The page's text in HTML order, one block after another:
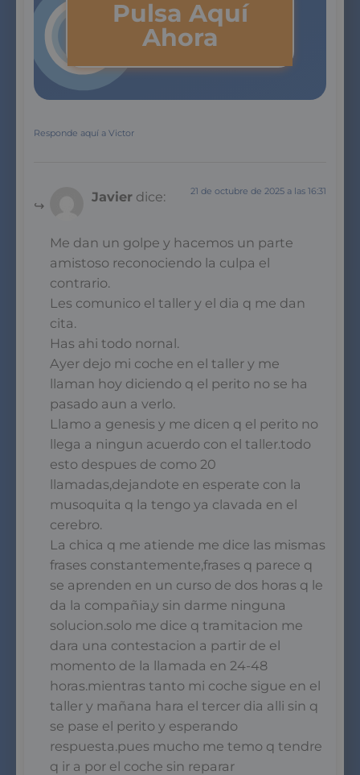
Pulsa Aquí
Ahora
Responde aquí a Victor
Javier dice: 21 de octubre de 2025 a las 16:31
Me dan un golpe y hacemos un parte
amistoso reconociendo la culpa el
contrario.
Les comunico el taller y el dia q me dan
cita.
Has ahi todo nornal.
Ayer dejo mi coche en el taller y me
llaman hoy diciendo q el perito no se ha
pasado aun a verlo.
Llamo a genesis y me dicen q el perito no
llega a ningun acuerdo con el taller.todo
esto despues de como 20
llamadas,dejandote en esperate con la
musoquita q la tengo ya clavada en el
cerebro.
La chica q me atiende me dice las mismas
frases constantemente,frases q parece q
se aprenden en un curso de dos horas q le
da la compañia,y sin darme ninguna
solucion.solo me dice q tramitacion me
dara una contestacion a partir de el
momento de la llamada en 24-48
horas.mientras tanto mi coche sigue en el
taller y mañana hara el tercer dia alli sin q
se pase el perito y esperando
respuesta.pues mucho me temo q tendre
q ir a por el coche sin reparar